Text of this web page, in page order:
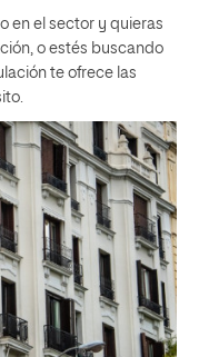
en el sector y quieras
o estés buscando
te ofrece las